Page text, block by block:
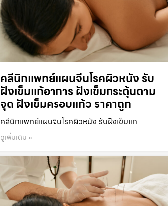
คลีนิกแพทย์แผนจีนโรคผิวหนัง รับ
ฝังเข็มแก้อาการ ฝังเข็มกระตุ้นตาม
จุด ฝังเข็มครอบแก้ว ราคาถูก
คลีนิกแพทย์แผนจีนโรคผิวหนัง รับฝังเข็มแก
ดูเพิ่มเติม »